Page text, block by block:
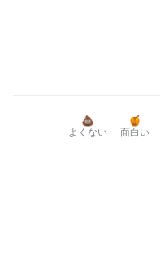
💩
よくない
🍯
面白い